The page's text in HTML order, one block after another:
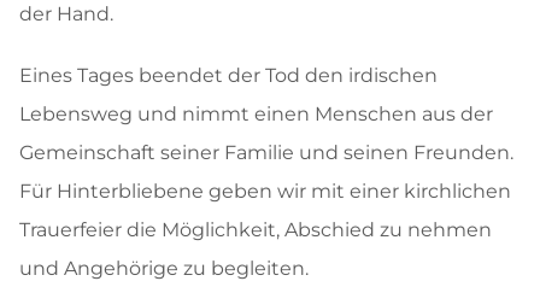
der Hand.
Eines Tages beendet der Tod den irdischen
Lebensweg und nimmt einen Menschen aus der
Gemeinschaft seiner Familie und seinen Freunden.
Für Hinterbliebene geben wir mit einer kirchlichen
Trauerfeier die Möglichkeit, Abschied zu nehmen
und Angehörige zu begleiten.